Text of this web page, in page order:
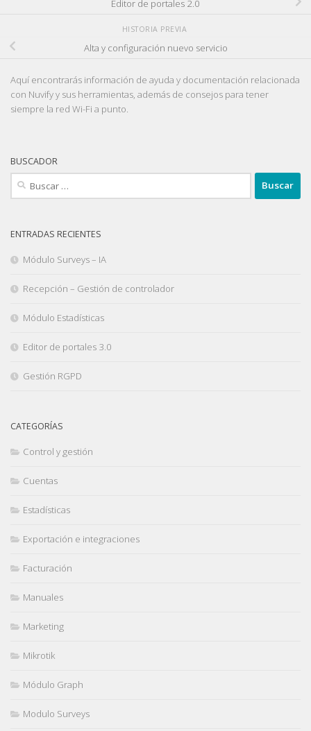
Editor de portales 2.0
HISTORIA PREVIA
Alta y configuración nuevo servicio
Aquí encontrarás información de ayuda y documentación relacionada
con Nuvify y sus herramientas, además de consejos para tener
siempre la red Wi-Fi a punto.
BUSCADOR
Buscar:
ENTRADAS RECIENTES
Módulo Surveys – IA
Recepción – Gestión de controlador
Módulo Estadísticas
Editor de portales 3.0
Gestión RGPD
CATEGORÍAS
Control y gestión
Cuentas
Estadísticas
Exportación e integraciones
Facturación
Manuales
Marketing
Mikrotik
Módulo Graph
Modulo Surveys